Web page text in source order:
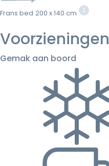
Frans bed 200 x 140 cm
Voorzieningen
Gemak aan boord